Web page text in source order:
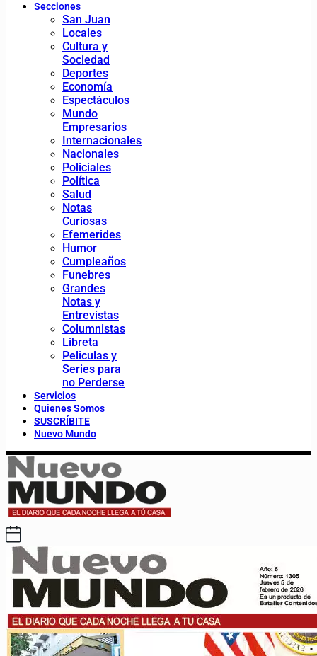
Secciones
San Juan
Locales
Cultura y
Sociedad
Deportes
Economía
Espectáculos
Mundo
Empresarios
Internacionales
Nacionales
Policiales
Política
Salud
Notas
Curiosas
Efemerides
Humor
Cumpleaños
Funebres
Grandes
Notas y
Entrevistas
Columnistas
Libreta
Peliculas y
Series para
no Perderse
Servicios
Quienes Somos
SUSCRÍBITE
Nuevo Mundo